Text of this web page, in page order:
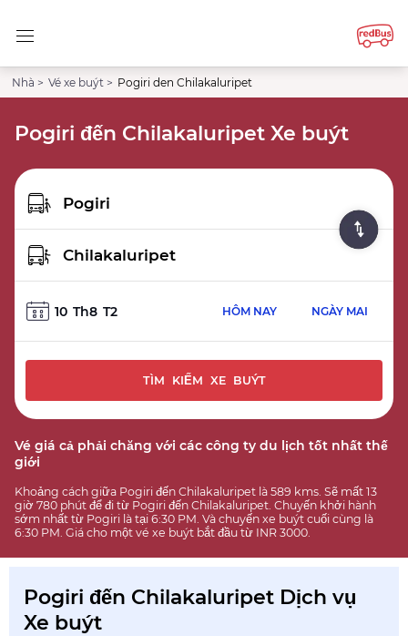
Nhà > Vé xe buýt > Pogiri den Chilakaluripet
Pogiri đến Chilakaluripet Xe buýt
10 Th8 T2 HÔM NAY NGÀY MAI
TÌM KIẾM XE BUÝT
Vé giá cả phải chăng với các công ty du lịch tốt nhất thế
giới
Khoảng cách giữa Pogiri đến Chilakaluripet là 589 kms. Sẽ mất 13
giờ 780 phút để đi từ Pogiri đến Chilakaluripet. Chuyến khởi hành
sớm nhất từ Pogiri là tại 6:30 PM. Và chuyến xe buýt cuối cùng là
6:30 PM. Giá cho một vé xe buýt bắt đầu từ INR 3000.
Pogiri đến Chilakaluripet Dịch vụ
Xe buýt